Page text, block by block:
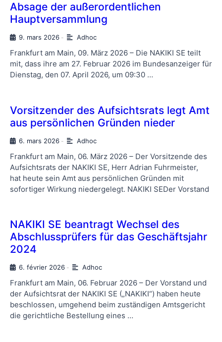
Absage der außerordentlichen
Hauptversammlung
9. mars 2026 - Adhoc
Frankfurt am Main, 09. März 2026 – Die NAKIKI SE teilt
mit, dass ihre am 27. Februar 2026 im Bundesanzeiger für
Dienstag, den 07. April 2026, um 09:30 …
Vorsitzender des Aufsichtsrats legt Amt
aus persönlichen Gründen nieder
6. mars 2026 - Adhoc
Frankfurt am Main, 06. März 2026 – Der Vorsitzende des
Aufsichtsrats der NAKIKI SE, Herr Adrian Fuhrmeister,
hat heute sein Amt aus persönlichen Gründen mit
sofortiger Wirkung niedergelegt. NAKIKI SEDer Vorstand
NAKIKI SE beantragt Wechsel des
Abschlussprüfers für das Geschäftsjahr
2024
6. février 2026 - Adhoc
Frankfurt am Main, 06. Februar 2026 – Der Vorstand und
der Aufsichtsrat der NAKIKI SE („NAKIKI“) haben heute
beschlossen, umgehend beim zuständigen Amtsgericht
die gerichtliche Bestellung eines …